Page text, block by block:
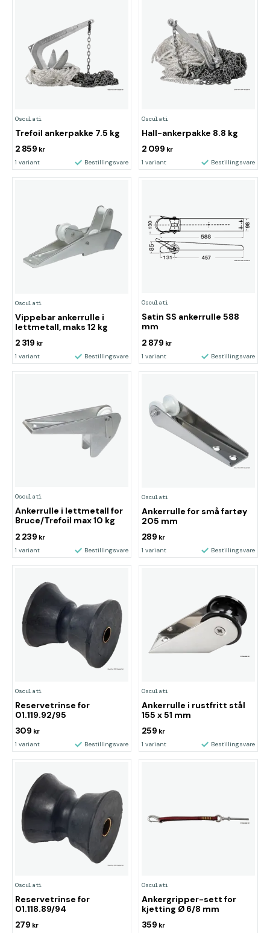
Osculati
Trefoil ankerpakke 7.5 kg
2 859 kr
1 variant Bestillingsvare
Osculati
Hall-ankerpakke 8.8 kg
2 099 kr
1 variant Bestillingsvare
Osculati
Vippebar ankerrulle i
lettmetall, maks 12 kg
2 319 kr
1 variant Bestillingsvare
Osculati
Satin SS ankerrulle 588
mm
2 879 kr
1 variant Bestillingsvare
Osculati
Ankerrulle i lettmetall for
Bruce/Trefoil max 10 kg
2 239 kr
1 variant Bestillingsvare
Osculati
Ankerrulle for små fartøy
205 mm
289 kr
1 variant Bestillingsvare
Osculati
Reservetrinse for
01.119.92/95
309 kr
1 variant Bestillingsvare
Osculati
Ankerrulle i rustfritt stål
155 x 51 mm
259 kr
1 variant Bestillingsvare
Osculati
Reservetrinse for
01.118.89/94
279 kr
Osculati
Ankergripper-sett for
kjetting Ø 6/8 mm
359 kr